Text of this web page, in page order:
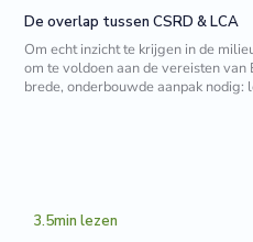
De overlap tussen CSRD & LCA
Om echt inzicht te krijgen in de
om te voldoen aan de vereisten
brede, onderbouwde aanpak nodig:
3.5min lezen